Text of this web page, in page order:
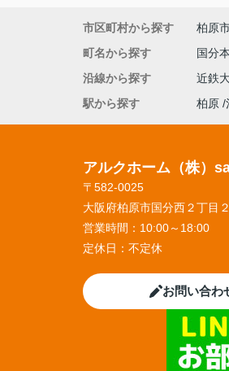
市区町村から探す 柏原
町名から探す
国分
沿線から探す
近鉄
駅から探す
柏原
アルクホーム（株）
〒582-0025
大阪府柏原市国分西２丁目
営業時間： 10:00～18:00
定休日： 不定休
お問い合わ